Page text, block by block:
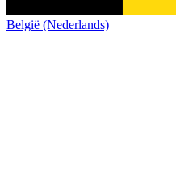
België (Nederlands)